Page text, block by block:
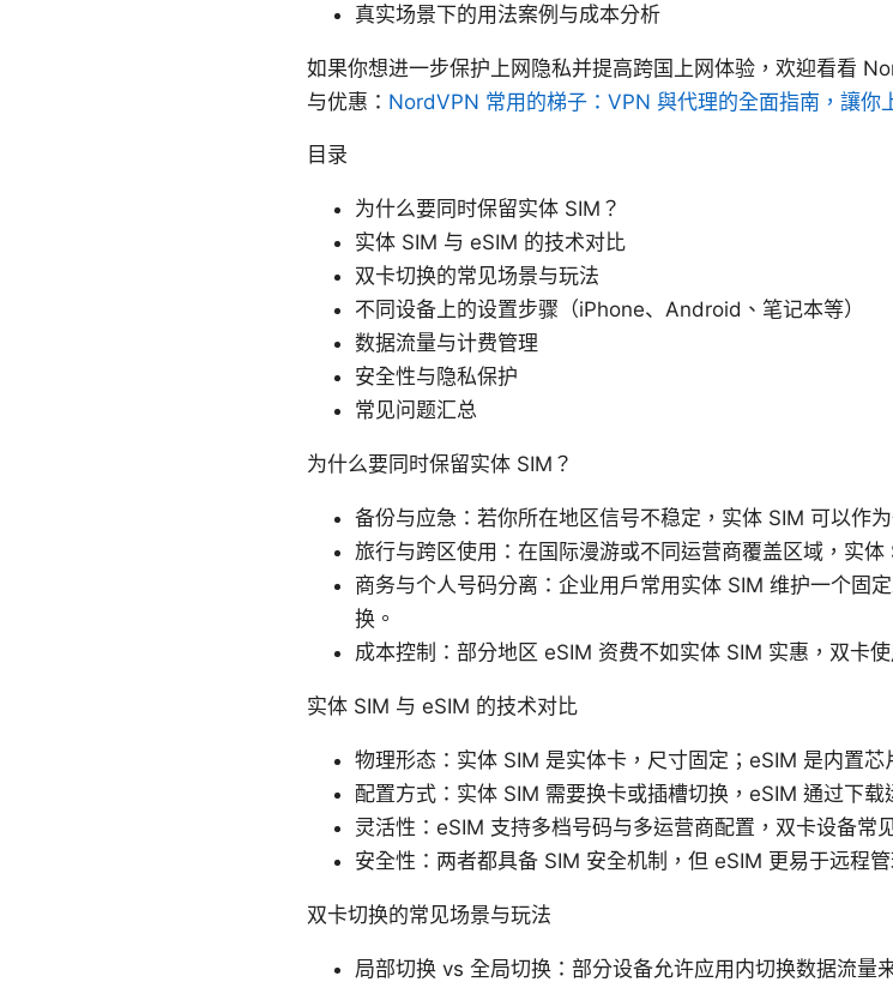
真实场景下的用法案例与成本分析
如果你想进一步保护上网隐私并提高跨国上网体验，欢迎看看
与优惠： NordVPN 常用的梯子：VPN 與代理的全面指南，讓你
目录
为什么要同时保留实体 SIM？
实体 SIM 与 eSIM 的技术对比
双卡切换的常见场景与玩法
不同设备上的设置步骤（iPhone、Android、笔记本等）
数据流量与计费管理
安全性与隐私保护
常见问题汇总
为什么要同时保留实体 SIM？
备份与应急：若你所在地区信号不稳定，实体 SIM 可以作
旅行与跨区使用：在国际漫游或不同运营商覆盖区域，实体
商务与个人号码分离：企业用户常用实体 SIM 维护一个固
换。
成本控制：部分地区 eSIM 资费不如实体 SIM 实惠，双卡
实体 SIM 与 eSIM 的技术对比
物理形态：实体 SIM 是实体卡，尺寸固定；eSIM 是内置芯
配置方式：实体 SIM 需要换卡或插槽切换，eSIM 通过下载
灵活性：eSIM 支持多档号码与多运营商配置，双卡设备常
安全性：两者都具备 SIM 安全机制，但 eSIM 更易于远程
双卡切换的常见场景与玩法
局部切换 vs 全局切换：部分设备允许应用内切换数据流量